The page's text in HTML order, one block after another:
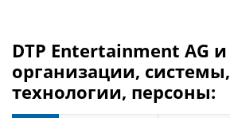
DTP Entertainment AG и
организации, системы,
технологии, персоны: